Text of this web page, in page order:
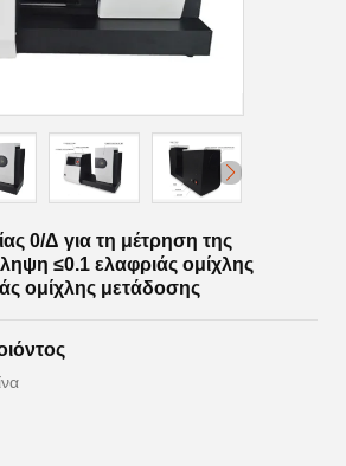
0/Δ για τη μέτρηση της
≤0.1 ελαφριάς ομίχλης
ομίχλης μετάδοσης